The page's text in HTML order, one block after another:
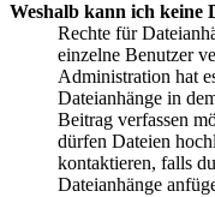
Weshalb kann ich keine
Rechte für
einzelne Benutzer
Administration hat
Dateianhänge in
Beitrag verfassen
dürfen Dateien
kontaktieren, falls
Dateianhänge